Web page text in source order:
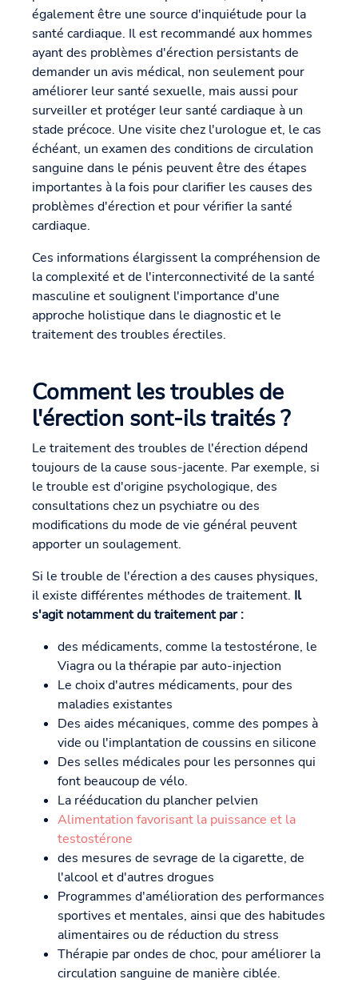
également être une source d'inquiétude pour la
santé cardiaque. Il est recommandé aux hommes
ayant des problèmes d'érection persistants de
demander un avis médical, non seulement pour
améliorer leur santé sexuelle, mais aussi pour
surveiller et protéger leur santé cardiaque à un
stade précoce. Une visite chez l'urologue et, le cas
échéant, un examen des conditions de circulation
sanguine dans le pénis peuvent être des étapes
importantes à la fois pour clarifier les causes des
problèmes d'érection et pour vérifier la santé
cardiaque.
Ces informations élargissent la compréhension de
la complexité et de l'interconnectivité de la santé
masculine et soulignent l'importance d'une
approche holistique dans le diagnostic et le
traitement des troubles érectiles.
Comment les troubles de
l'érection sont-ils traités ?
Le traitement des troubles de l'érection dépend
toujours de la cause sous-jacente. Par exemple, si
le trouble est d'origine psychologique, des
consultations chez un psychiatre ou des
modifications du mode de vie général peuvent
apporter un soulagement.
Si le trouble de l'érection a des causes physiques,
il existe différentes méthodes de traitement. Il
s'agit notamment du traitement par :
des médicaments, comme la testostérone, le
Viagra ou la thérapie par auto-injection
Le choix d'autres médicaments, pour des
maladies existantes
Des aides mécaniques, comme des pompes à
vide ou l'implantation de coussins en silicone
Des selles médicales pour les personnes qui
font beaucoup de vélo.
La rééducation du plancher pelvien
Alimentation favorisant la puissance et la
testostérone
des mesures de sevrage de la cigarette, de
l'alcool et d'autres drogues
Programmes d'amélioration des performances
sportives et mentales, ainsi que des habitudes
alimentaires ou de réduction du stress
Thérapie par ondes de choc, pour améliorer la
circulation sanguine de manière ciblée.